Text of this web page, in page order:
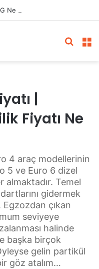
Kadara Takılır?
|
Fiyatı Ne
4 araç modellerinin
5 ve Euro 6 dizel
almaktadır. Temel
gidermek
çıkan
seviyeye
halinde
başka birçok
gelin partikül
göz atalım…